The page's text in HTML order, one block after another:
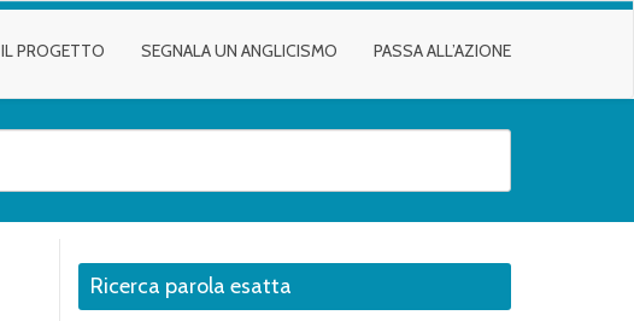
IL PROGETTO SEGNALA UN ANGLICISMO PASSA ALL’AZIONE
Ricerca parola esatta